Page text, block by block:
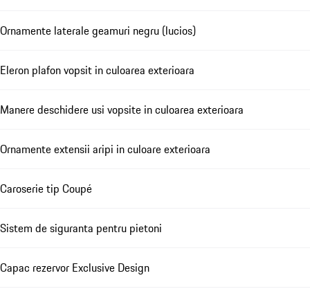
Ornamente laterale geamuri negru (lucios)
Eleron plafon vopsit in culoarea exterioara
Manere deschidere usi vopsite in culoarea exterioara
Ornamente extensii aripi in culoare exterioara
Caroserie tip Coupé
Sistem de siguranta pentru pietoni
Capac rezervor Exclusive Design